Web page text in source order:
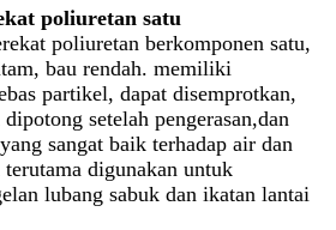
poliuretan satu
poliuretan berkomponen satu,
bau rendah. memiliki
partikel, dapat disemprotkan,
setelah pengerasan,dan
sangat baik terhadap air dan
digunakan untuk
lubang sabuk dan ikatan lantai